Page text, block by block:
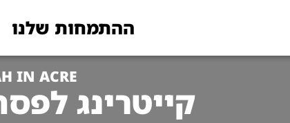
ההתמחות שלנו
IN ACRE
קייטרינג לפסח 2026 כשר